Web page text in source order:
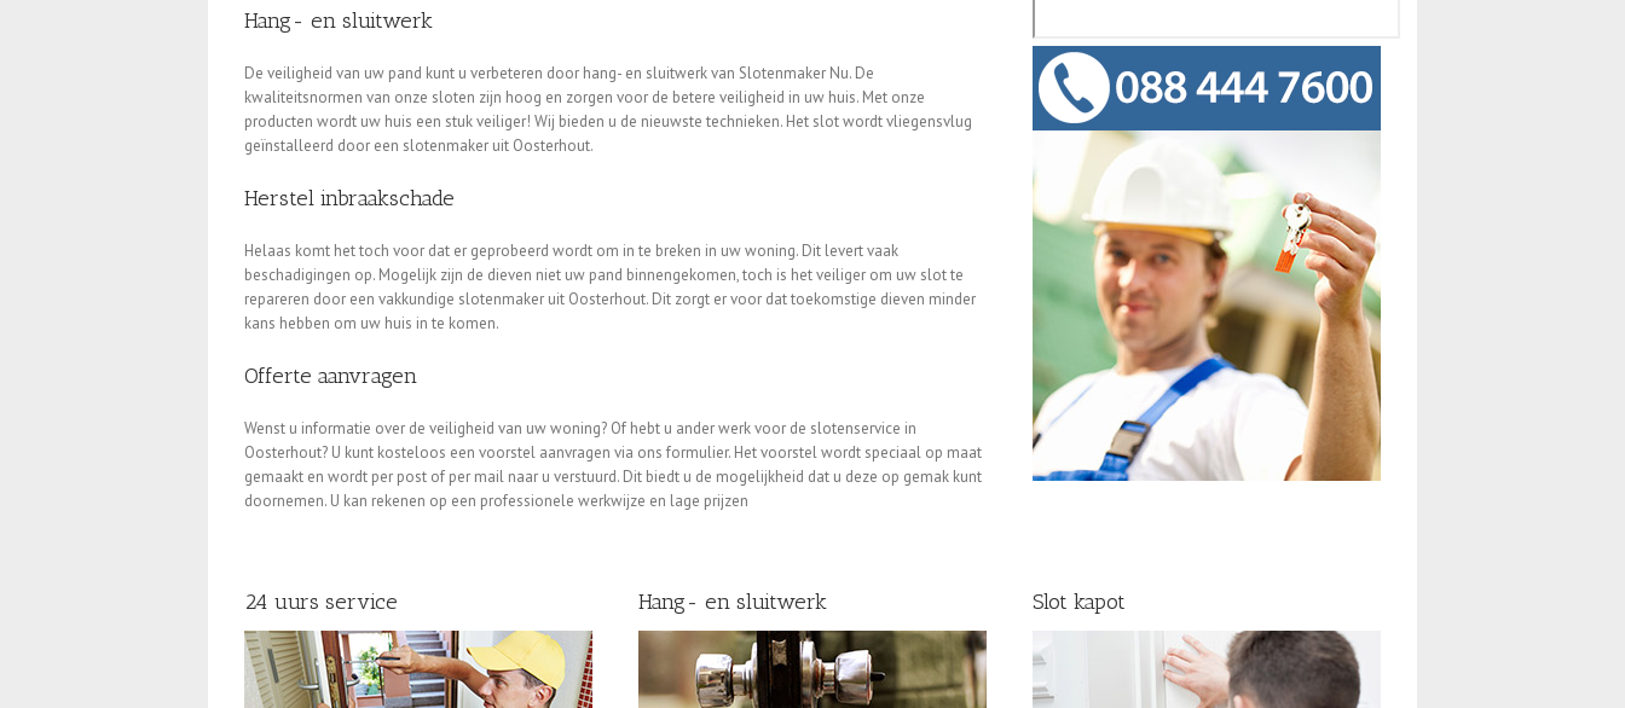
Hang- en sluitwerk
De veiligheid van uw pand kunt u verbeteren door hang- en sluitwerk van Slotenmaker Nu. De
kwaliteitsnormen van onze sloten zijn hoog en zorgen voor de betere veiligheid in uw huis. Met onze
producten wordt uw huis een stuk veiliger! Wij bieden u de nieuwste technieken. Het slot wordt vliegensvlug
geïnstalleerd door een slotenmaker uit Oosterhout.
Herstel inbraakschade
Helaas komt het toch voor dat er geprobeerd wordt om in te breken in uw woning. Dit levert vaak
beschadigingen op. Mogelijk zijn de dieven niet uw pand binnengekomen, toch is het veiliger om uw slot te
repareren door een vakkundige slotenmaker uit Oosterhout. Dit zorgt er voor dat toekomstige dieven minder
kans hebben om uw huis in te komen.
Offerte aanvragen
Wenst u informatie over de veiligheid van uw woning? Of hebt u ander werk voor de slotenservice in
Oosterhout? U kunt kosteloos een voorstel aanvragen via ons formulier. Het voorstel wordt speciaal op maat
gemaakt en wordt per post of per mail naar u verstuurd. Dit biedt u de mogelijkheid dat u deze op gemak kunt
doornemen. U kan rekenen op een professionele werkwijze en lage prijzen
24 uurs service Hang- en sluitwerk Slot kapot